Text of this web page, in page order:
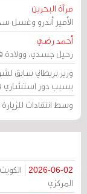
مرآة البحرين
الأمير أندرو وغسل
أحمد رضي
رحيل جسدي، وولادة
وزير بريطاني سابق
بسبب دور استشاري
وسط انتقادات
2026-06-02
المركزي